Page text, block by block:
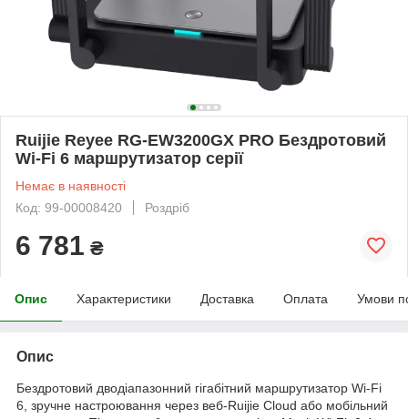
Ruijie Reyee RG-EW3200GX PRO Бездротовий
Wi-Fi 6 маршрутизатор серії
Немає в наявності
Код: 99-00008420
Роздріб
6 781 ₴
Опис Характеристики Доставка Оплата Умови
Опис
Бездротовий дводіапазонний гігабітний маршрутизатор Wi-Fi
6, зручне настроювання через веб-Ruijie Cloud або мобільний